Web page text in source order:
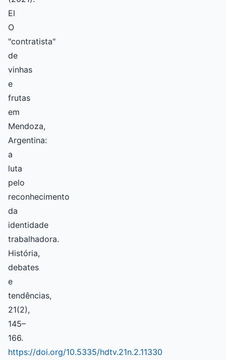
El
O
"contratista"
de
vinhas
e
frutas
em
Mendoza,
Argentina:
a
luta
pelo
reconhecimento
da
identidade
trabalhadora.
História,
debates
e
tendências,
21(2),
145–
166.
https://doi.org/10.5335/hdtv.21n.2.11330